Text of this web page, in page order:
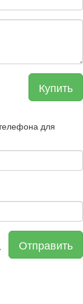
Купить
для
Отправить